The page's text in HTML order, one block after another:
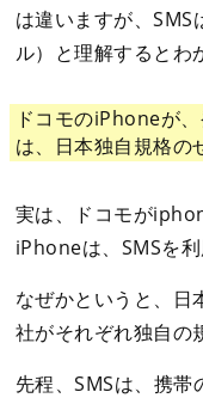
は違いますが、SMS
ル）と理解するとわ
ドコモのiPhoneが
は、日本独自規格の
実は、ドコモが
iPhoneは、SMSを利
なぜかというと、日
社がそれぞれ独自の
先程、SMSは、携